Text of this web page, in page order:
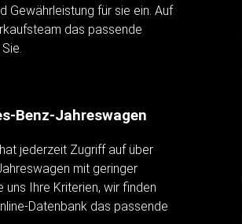
Gewährleistung für sie ein. Auf
das passende
Benz-Jahreswagen
jederzeit Zugriff auf über
mit geringer
uns Ihre Kriterien, wir finden
Datenbank das passende